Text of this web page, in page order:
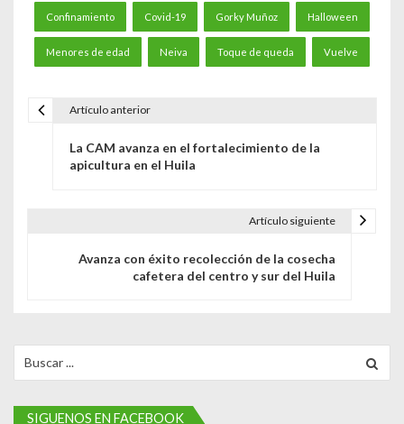
Confinamiento Covid-19 Gorky Muñoz Halloween
Menores de edad Neiva Toque de queda Vuelve
i
ó
n
Artículo anterior
La CAM avanza en el fortalecimiento de la
apicultura en el Huila
Artículo siguiente
Avanza con éxito recolección de la cosecha
cafetera del centro y sur del Huila
for:
SIGUENOS EN FACEBOOK